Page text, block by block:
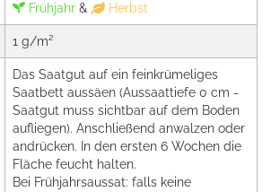
Frühjahr & Herbst
1 g/m²
Das Saatgut auf ein feinkrümeliges
Saatbett aussäen (Aussaattiefe 0 cm -
Saatgut muss sichtbar auf dem Boden
aufliegen). Anschließend anwalzen oder
andrücken. In den ersten 6 Wochen die
Fläche feucht halten.
Bei Frühjahrsaussat: falls keine